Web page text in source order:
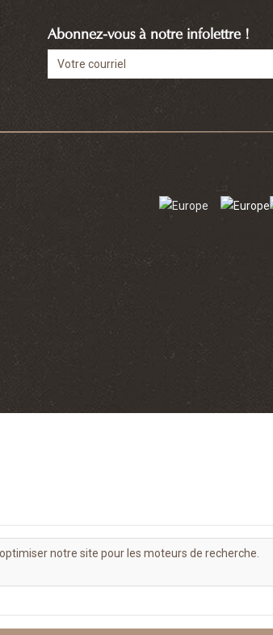
Abonnez-vous à notre infolettre !
notre site pour les moteurs de recherche.